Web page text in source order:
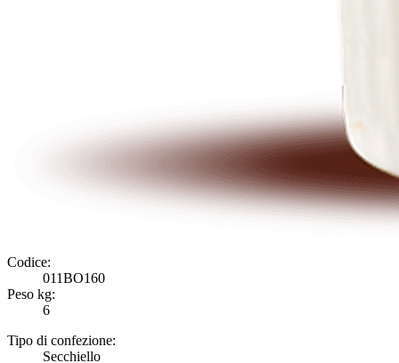
Codice:
011BO160
Peso kg:
6
Tipo di confezione:
Secchiello